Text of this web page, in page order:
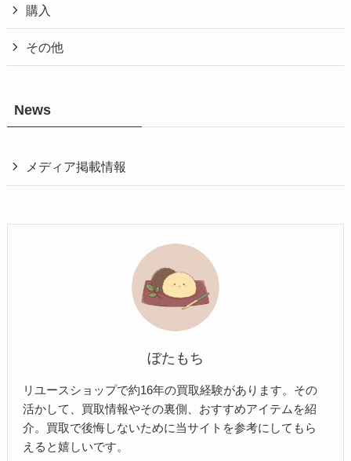
購入
その他
News
メディア掲載情報
ぼたもち
リユースショップで約16年の買取経験があります。その
活かして、買取情報やその裏側、おすすめアイテムを紹
介。買取で後悔しないために当サイトを参考にしてもら
えると嬉しいです。